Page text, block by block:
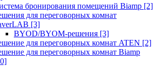
бронирования помещений Biamp [2]
для переговорных комнат
[3]
BYOD/BYOM-решения [3]
для переговорных комнат ATEN [2]
для переговорных комнат Biamp